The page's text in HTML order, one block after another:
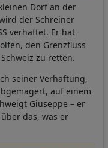
Dorf an der
der Schreiner
verhaftet. Er hat
den Grenzfluss
zu retten.
seiner Verhaftung,
auf einem
Giuseppe – er
das, was er